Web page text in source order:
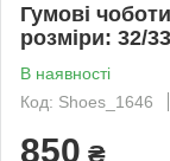
Гумові
розміри: 32/33
В наявності
Код: Shoes_1646
850 ₴